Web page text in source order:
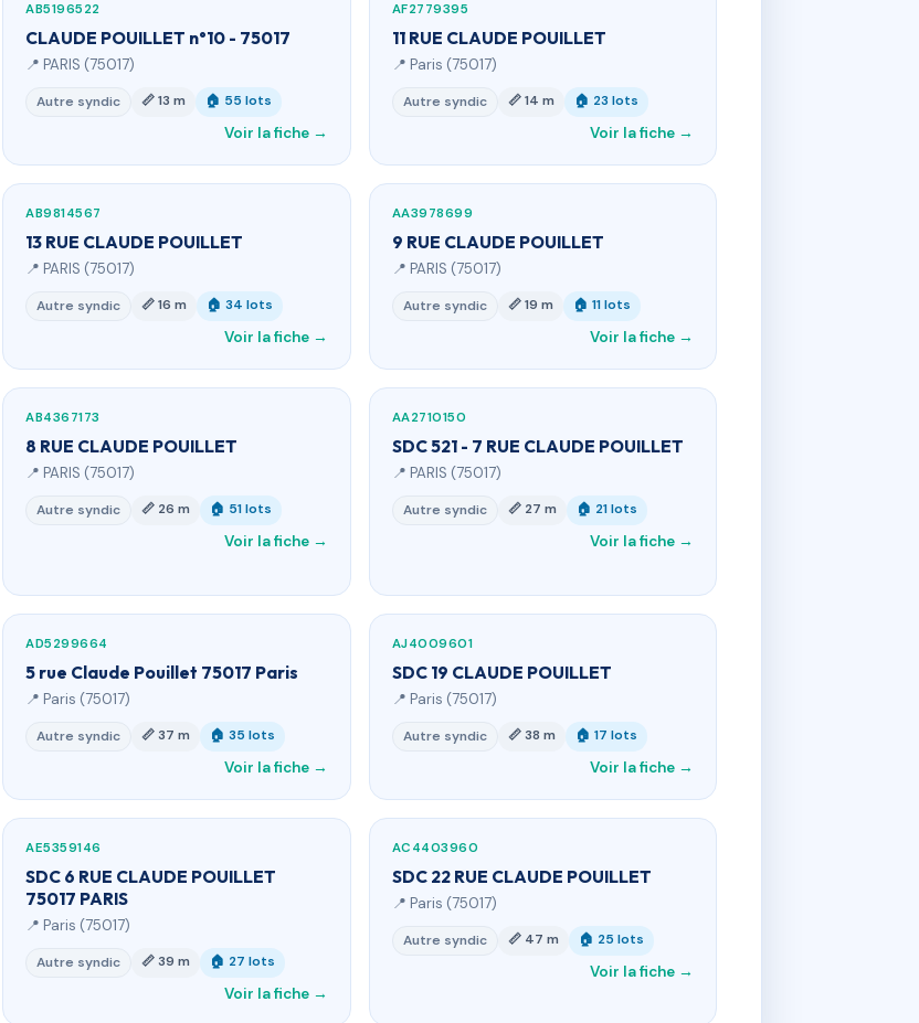
AB5196522
CLAUDE POUILLET n°10 - 75017
📍 PARIS (75017)
Autre syndic 📏 13 m 🏠 55 lots
Voir la fiche →
AF2779395
11 RUE CLAUDE POUILLET
📍 Paris (75017)
Autre syndic 📏 14 m 🏠 23 lots
Voir la fiche →
AB9814567
13 RUE CLAUDE POUILLET
📍 PARIS (75017)
Autre syndic 📏 16 m 🏠 34 lots
Voir la fiche →
AA3978699
9 RUE CLAUDE POUILLET
📍 PARIS (75017)
Autre syndic 📏 19 m 🏠 11 lots
Voir la fiche →
AB4367173
8 RUE CLAUDE POUILLET
📍 PARIS (75017)
Autre syndic 📏 26 m 🏠 51 lots
Voir la fiche →
AA2710150
SDC 521 - 7 RUE CLAUDE POUILLET
📍 PARIS (75017)
Autre syndic 📏 27 m 🏠 21 lots
Voir la fiche →
AD5299664
5 rue Claude Pouillet 75017 Paris
📍 Paris (75017)
Autre syndic 📏 37 m 🏠 35 lots
Voir la fiche →
AJ4009601
SDC 19 CLAUDE POUILLET
📍 Paris (75017)
Autre syndic 📏 38 m 🏠 17 lots
Voir la fiche →
AE5359146
SDC 6 RUE CLAUDE POUILLET
75017 PARIS
📍 Paris (75017)
Autre syndic 📏 39 m 🏠 27 lots
Voir la fiche →
AC4403960
SDC 22 RUE CLAUDE POUILLET
📍 Paris (75017)
Autre syndic 📏 47 m 🏠 25 lots
Voir la fiche →